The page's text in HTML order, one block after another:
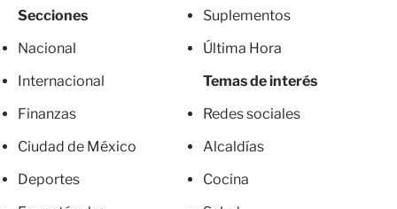
Secciones
Nacional
Internacional
Finanzas
Ciudad de México
Deportes
Suplementos
Última Hora
Temas de interés
Redes sociales
Alcaldías
Cocina